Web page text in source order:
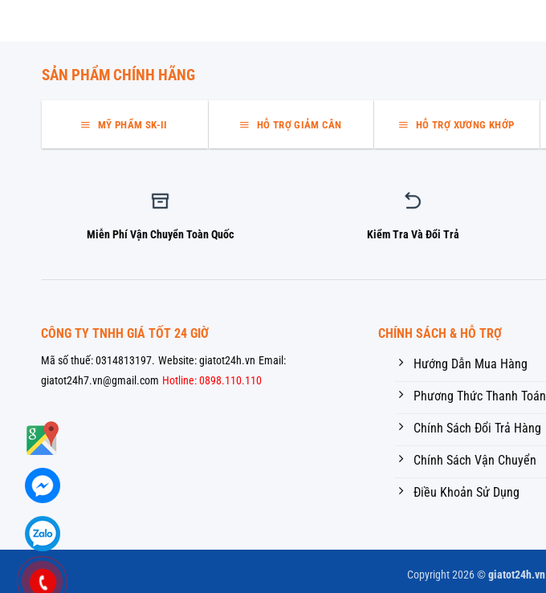
SẢN PHẨM CHÍNH HÃNG
MỸ PHẨM SK-II HỖ TRỢ GIẢM CÂN HỖ TRỢ XƯƠNG KHỚP
Miễn Phí Vận Chuyển Toàn Quốc Kiểm Tra Và Đổi Trả
CÔNG TY TNHH GIÁ TỐT 24 GIỜ
Mã số thuế: 0314813197. Website: giatot24h.vn Email:
giatot24h7.vn@gmail.com Hotline: 0898.110.110
CHÍNH SÁCH & HỖ TRỢ
Hướng Dẫn Mua Hàng
Phương Thức Thanh Toán
Chính Sách Đổi Trả Hàng
Chính Sách Vận Chuyển
Điều Khoản Sử Dụng
Copyright 2026 ©giatot24h.vn